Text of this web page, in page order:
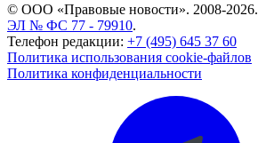
© ООО «Правовые новости». 2008-2026.
ЭЛ № ФС 77 - 79910.
Телефон редакции: +7 (495) 645 37 60
Политика использования cookie-файлов
Политика конфиденциальности